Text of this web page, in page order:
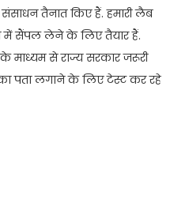
तैनात किए हैं. हमारी लैब
में सैंपल लेने के लिए तैयार हैं.
माध्यम से राज्य सरकार जरूरी
पता लगाने के लिए टेस्ट कर रहे